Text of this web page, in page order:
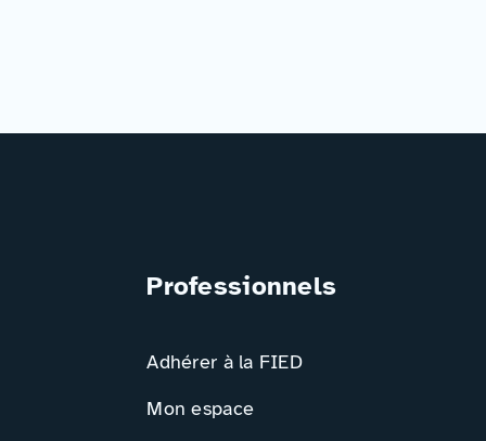
Professionnels
Adhérer à la FIED
Mon espace